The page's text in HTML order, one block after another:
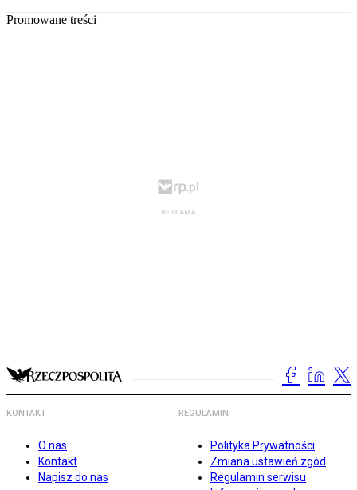
Promowane treści
KONTAKT
O nas
Kontakt
Napisz do nas
REGULAMIN
Polityka Prywatności
Zmiana ustawień zgód
Regulamin serwisu